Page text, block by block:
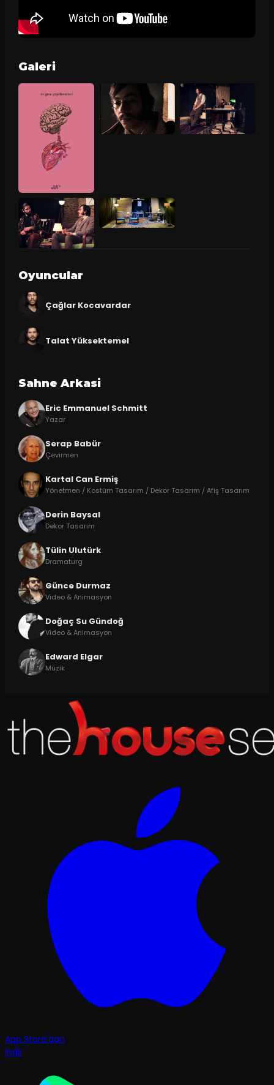
Galeri
Oyuncular
Çağlar Kocavardar
Talat Yüksektemel
Sahne Arkasi
Eric Emmanuel Schmitt
Yazar
Serap Babür
Çevirmen
Kartal Can Ermiş
Yönetmen / Kostüm Tasarım / Dekor Tasarım / Afiş Tasarım
Derin Baysal
Dekor Tasarım
Tülin Ulutürk
Dramaturg
Günce Durmaz
Video & Animasyon
Doğaç Su Gündoğ
Video & Animasyon
Edward Elgar
Müzik
App Store'dan
İndir